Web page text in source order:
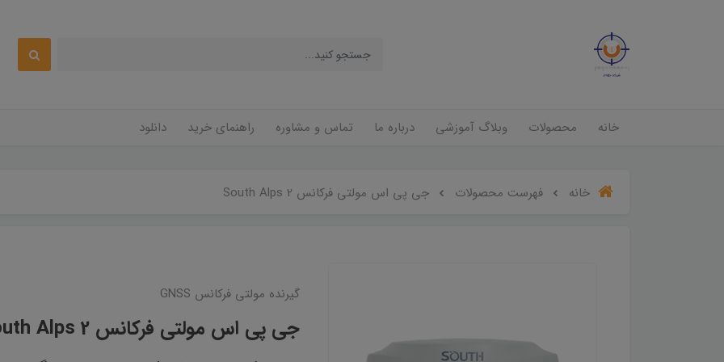
خانه محصولات وبلاگ آموزشی درباره ما تماس و مشاوره راهنمای خرید دانلود
خانه فهرست محصولات جی پی اس مولتی فرکانس South Alps 2
گیرنده مولتی فرکانس GNSS
جی پی اس مولتی فرکانس South Alps 2